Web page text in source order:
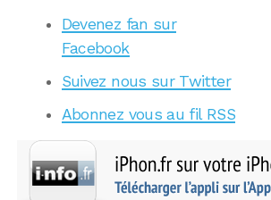
Devenez fan sur
Facebook
Suivez nous sur Twitter
Abonnez vous au fil RSS